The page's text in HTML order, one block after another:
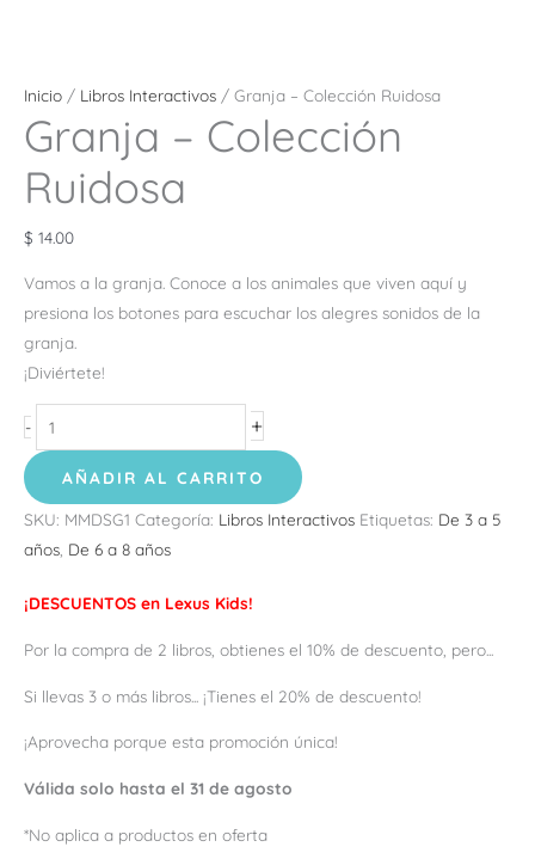
Inicio / Libros Interactivos / Granja – Colección Ruidosa
Granja – Colección
Ruidosa
$ 14.00
Vamos a la granja. Conoce a los animales que viven aquí y
presiona los botones para escuchar los alegres sonidos de la
granja.
¡Diviértete!
- +
AÑADIR AL CARRITO
SKU: MMDSG1 Categoría: Libros Interactivos Etiquetas: De 3 a 5
años, De 6 a 8 años
¡DESCUENTOS en Lexus Kids!
Por la compra de 2 libros, obtienes el 10% de descuento, pero...
Si llevas 3 o más libros... ¡Tienes el 20% de descuento!
¡Aprovecha porque esta promoción única!
Válida solo hasta el 31 de agosto
*No aplica a productos en oferta